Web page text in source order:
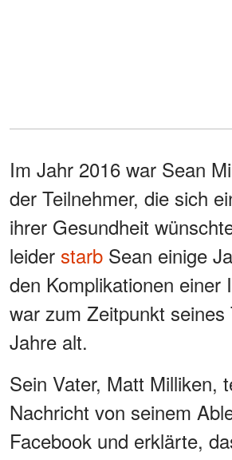
Im Jahr 2016 war Sean
der Teilnehmer, die sich
ihrer Gesundheit
leider starb Sean einige
den Komplikationen einer
war zum Zeitpunkt seines
Jahre alt.
Sein Vater, Matt Milliken,
Nachricht von seinem
Facebook und erklärte,